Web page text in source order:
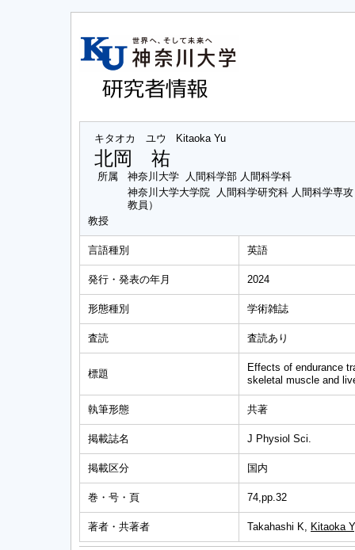
キタオカ ユウ Kitaoka Yu
北岡 祐
所属
神奈川大学 人間科学部 人間科学科
神奈川大学大学院 人間科学研究科 人間科学専
教員）
教授
言語種別 英語
発行・発表の年月 2024
形態種別 学術雑誌
査読 査読あり
標題
Effects of endurance
skeletal muscle and
執筆形態 共著
掲載誌名 J Physiol Sci.
掲載区分 国内
巻・号・頁 74,pp.32
著者・共著者 Takahashi K, Kitaoka Y